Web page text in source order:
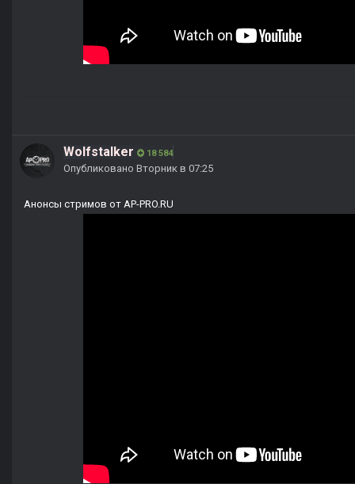
Wolfstalker 18 584
Опубликовано Вторник в 07:25
Анонсы стримов от AP-PRO.RU